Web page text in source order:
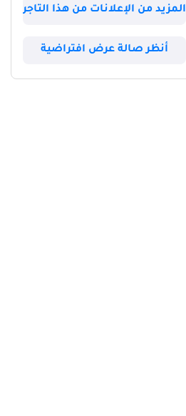
المزيد من الإعلانات من هذا التاجر
أنظر صالة عرض افتراضية